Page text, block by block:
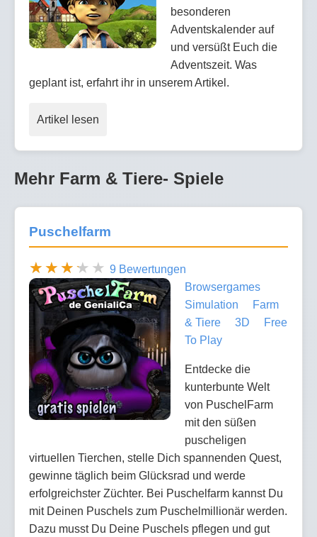
besonderen
Adventskalender auf
und versüßt Euch die
Adventszeit. Was
geplant ist, erfahrt ihr in unserem Artikel.
Artikel lesen
Mehr Farm & Tiere- Spiele
Puschelfarm
9 Bewertungen
Browsergames
Simulation
Farm
& Tiere
3D
Free
To Play
Entdecke die
kunterbunte Welt
von PuschelFarm
mit den süßen
puscheligen
virtuellen Tierchen, stelle Dich spannenden Quest,
gewinne täglich beim Glücksrad und werde
erfolgreichster Züchter. Bei Puschelfarm kannst Du
mit Deinen Puschels zum Puschelmillionär werden.
Dazu musst Du Deine Puschels pflegen und gut